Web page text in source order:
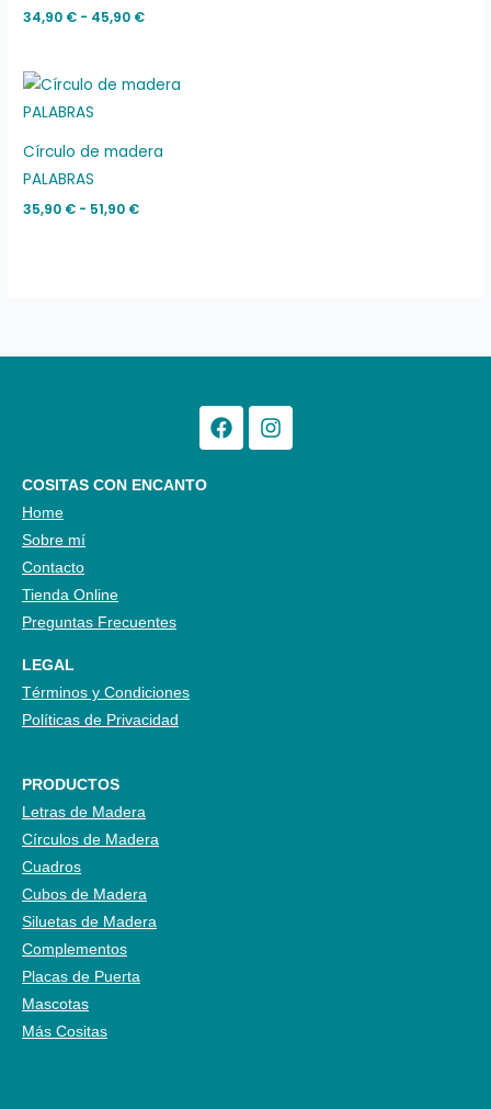
34,90 € - 45,90 €
Círculo de madera
PALABRAS
35,90 € - 51,90 €
Rango
de
35,90 €
FacebookInstagram
COSITAS CON ENCANTO
Home
Sobre mí
Contacto
Tienda Online
Preguntas Frecuentes
LEGAL
Términos y Condiciones
Políticas de Privacidad
PRODUCTOS
Letras de Madera
Círculos de Madera
Cuadros
Cubos de Madera
Siluetas de Madera
Complementos
Placas de Puerta
Mascotas
Más Cositas